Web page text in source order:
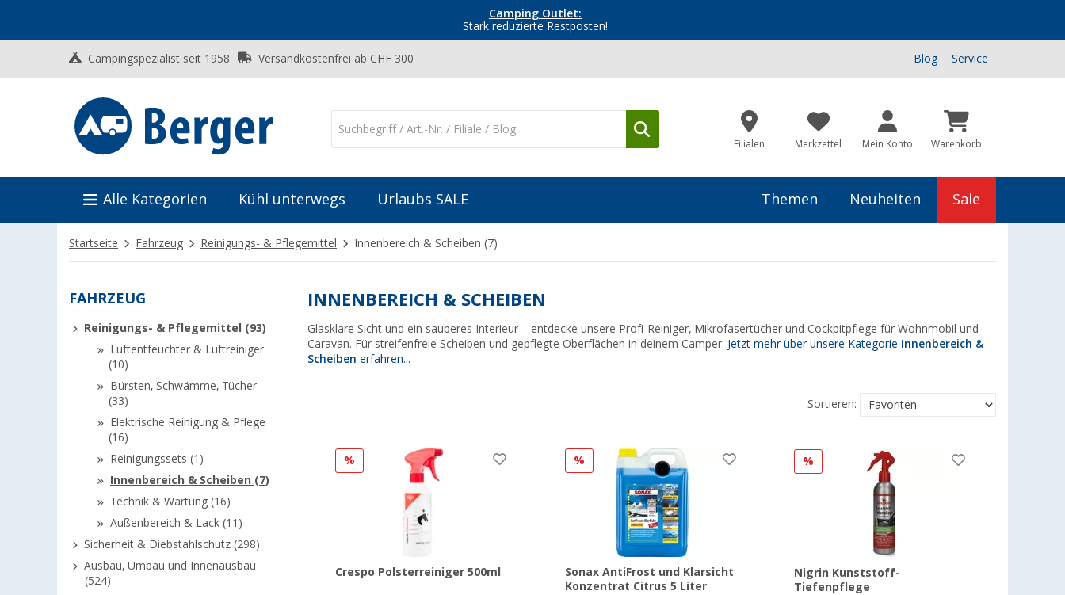
Camping Outlet:
Stark reduzierte Restposten!
Campingspezialist seit 1958 Versandkostenfrei ab CHF 300 Blog Service
Filialen Merkzettel Mein Konto Warenkorb
Alle Kategorien Kühl unterwegs Urlaubs SALE Themen Neuheiten Sale
Startseite Fahrzeug Reinigungs- & Pflegemittel Innenbereich & Scheiben (7)
FAHRZEUG
Reinigungs- & Pflegemittel (93)
Luftentfeuchter & Luftreiniger
(10)
Bürsten, Schwämme, Tücher
(33)
Elektrische Reinigung & Pflege
(16)
Reinigungssets (1)
Innenbereich & Scheiben (7)
Technik & Wartung (16)
Außenbereich & Lack (11)
Sicherheit & Diebstahlschutz (298)
Ausbau, Umbau und Innenausbau
(524)
INNENBEREICH & SCHEIBEN
Glasklare Sicht und ein sauberes Interieur – entdecke unsere Profi-Reiniger, Mikrofasertücher und Cockpitpflege für Wohnmobil und
Caravan. Für streifenfreie Scheiben und gepflegte Oberflächen in deinem Camper. Jetzt mehr über unsere Kategorie Innenbereich &
Scheiben erfahren...
Sortieren:
%
Crespo Polsterreiniger 500ml
%
Sonax AntiFrost und Klarsicht
Konzentrat Citrus 5 Liter
%
Nigrin Kunststoff-
Tiefenpflege